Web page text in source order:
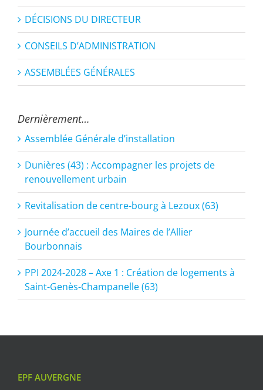
DÉCISIONS DU DIRECTEUR
CONSEILS D’ADMINISTRATION
ASSEMBLÉES GÉNÉRALES
Dernièrement…
Assemblée Générale d’installation
Dunières (43) : Accompagner les projets de
renouvellement urbain
Revitalisation de centre-bourg à Lezoux (63)
Journée d’accueil des Maires de l’Allier
Bourbonnais
PPI 2024-2028 – Axe 1 : Création de logements à
Saint-Genès-Champanelle (63)
EPF AUVERGNE